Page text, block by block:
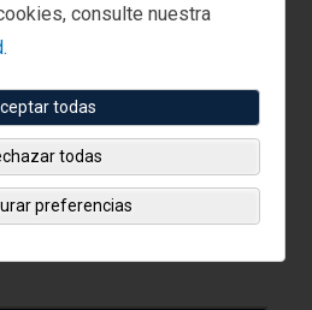
Equity
consulte nuestra
todas
todas
preferencias